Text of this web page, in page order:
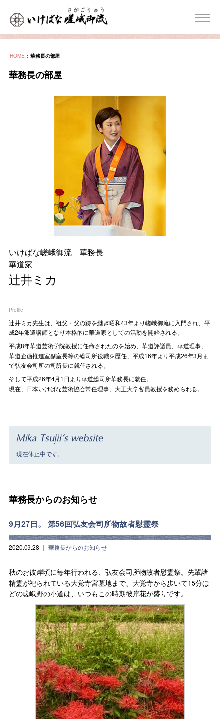
HOME > 華務長の部屋
華務長の部屋
いけばな嵯峨御流 華務長
華道家
辻井ミカ
Profile
辻󠄀井ミカ先生は、祖父・父の跡を継ぎ昭和43年より嵯峨御流に入門され、平
成2年派遣講師となり本格的に華道家としての活動を開始される。
平成8年華道芸術学院教授に任命されたのを始め、華道評議員、華道理事、
華道企画推進室副室長等の総司所役職を歴任、平成16年より平成26年3月ま
で弘友会司所の司所長に就任される。
そして平成26年4月1日より華道総司所華務長に就任。
現在、日本いけばな芸術協会常任理事、大正大学客員教授を務められる。
現在休止中です。
華務長からのお知らせ
9月27日。 第56回弘友会司所物故者慰霊祭
2020.09.28 ｜ 華務長からのお知らせ
秋のお彼岸頃に毎年行われる、弘友会司所物故者慰霊祭。先輩諸
精霊が祀られている大覚寺宮墓地まで、大覚寺から歩いて15分ほ
どの嵯峨野の小道は、いつもこの時期彼岸花が盛りです。